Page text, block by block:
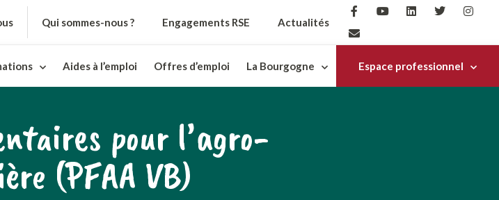
Qui sommes-nous ? Engagements RSE Actualités
Aides à l’emploi Offres d’emploi La Bourgogne Espace professionnel
pour l’agro-
(PFAA VB)